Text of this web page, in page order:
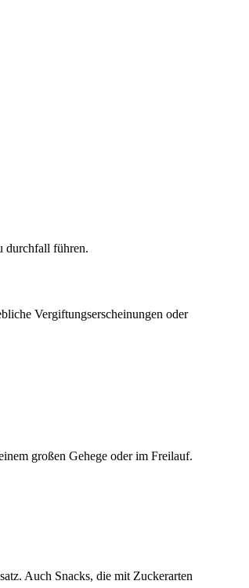
durchfall führen.
Vergiftungserscheinungen oder
großen Gehege oder im Freilauf.
Auch Snacks, die mit Zuckerarten